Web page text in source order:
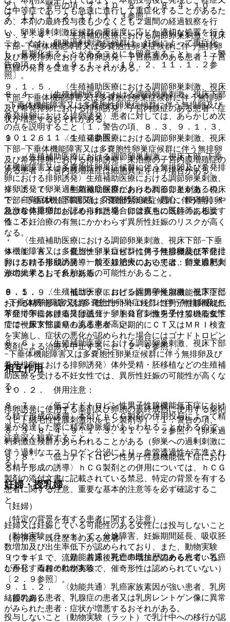
と）〔１．警告の項、２．１０、８．３、８．４、１０．
２、１１．１．２、１１．１．３参照〕。
９．１．４． 〈生殖補助医療における調節卵巣刺激、視床
下部−下垂体機能障害又は多嚢胞性卵巣症候群に伴う無排卵
及び希発排卵における排卵誘発〉子宮筋腫のある患者：子宮
筋腫の発育を促進するおそれがある。
９．１．５． 〈生殖補助医療における調節卵巣刺激、視床
下部−下垂体機能障害又は多嚢胞性卵巣症候群に伴う無排卵
及び希発排卵における排卵誘発〉子宮内膜症のある患者：症
状が増悪するおそれがある。
９．１．６． 〈生殖補助医療における調節卵巣刺激、視床
下部−下垂体機能障害又は多嚢胞性卵巣症候群に伴う無排卵
及び希発排卵における排卵誘発〉未治療の子宮内膜増殖症の
ある患者：子宮内膜増殖症は細胞異型を伴う場合がある。
９．１．７． 〈生殖補助医療における調節卵巣刺激、視床
下部−下垂体機能障害又は多嚢胞性卵巣症候群に伴う無排卵
及び希発排卵における排卵誘発〉卵管疾患の既往のある女
性：不妊治療の有無にかかわらず異所性妊娠のリスクが高く
なる。
９．１．８． 〈低ゴナドトロピン性男子性腺機能低下症に
おける精子形成の誘導〉前立腺肥大のある患者：前立腺肥大
が増大するおそれがある。
９．１．９． 〈低ゴナドトロピン性男子性腺機能低下症に
おける精子形成の誘導〉低ゴナドトロピン性男子性腺機能低
下症で下垂体腫瘍又は低ゴナドトロピン性男子性腺機能低下
症で視床下部腫瘍のある患者：定期的にＣＴ又はＭＲＩ検査
を実施し、症状の悪化が認められた場合にはゴナドトロピン
製剤による治療を中止すること〔２．６参照〕。
相互作用
１０．２． 併用注意：
排卵誘発に使用する薬剤及び卵胞の最終成熟に使用する薬剤
（ヒト絨毛性性腺刺激ホルモン製剤等）〔１．警告の項、
８．３、８．４、９．１．３、１１．１．２参照〕［卵巣過
剰刺激症候群があらわれることがある（卵巣への過剰刺激に
伴う過剰なエストロゲン分泌により、血管透過性が亢進され
る）］。
妊婦・授乳婦
（妊婦）
妊婦又は妊娠している可能性のある女性には投与しないこと
（動物実験（ラット）で、分娩障害、妊娠期間延長、吸収胚
数増加及び出生率低下が認められており、また、動物実験
（ウサギ）で、流産、着床後死亡率増加が認められている。
しかし、両種の動物実験で、催奇形性は認められていない）
〔２．９参照〕。
（授乳婦）
投与しないこと（動物実験（ラット）で乳汁中への移行が認
は中等症であっても急速に進行して重症化することがあるた
め、本剤の最終投与後も少なくとも２週間の経過観察を行
い、卵巣過剰刺激症候群の重症度に応じた適切な処置を行う
こと、なお、卵巣過剰刺激症候群は、妊娠によって重症化
し、長期化することがあることにも留意すること）〔１．警
告の項、８．４、９．１．３、１０．２、１１．１．２参
照〕。
８．４． 〈生殖補助医療における調節卵巣刺激、視床下部
−下垂体機能障害又は多嚢胞性卵巣症候群に伴う無排卵及び
希発排卵における排卵誘発〉患者に対しては、あらかじめ次
の点を説明すること〔１．警告の項、８．３、９．１．３、
１０．２、１１．１．２参照〕。
・ 〈生殖補助医療における調節卵巣刺激、視床下部−下垂
体機能障害又は多嚢胞性卵巣症候群に伴う無排卵及び希発排
卵における排卵誘発〉生殖補助医療における調節卵巣刺激、
排卵誘発で卵巣過剰刺激症候群があらわれることがあるの
で、自覚症状（下腹部痛、下腹部緊迫感、悪心、腰痛等）や
急激な体重増加が認められた場合には直ちに医師等に相談す
ること。
・ 〈生殖補助医療における調節卵巣刺激、視床下部−下垂
体機能障害又は多嚢胞性卵巣症候群に伴う無排卵及び希発排
卵における排卵誘発〉一般不妊治療においては、卵巣過剰刺
激の結果として多胎妊娠の可能性があること。
８．５． 〈生殖補助医療における調節卵巣刺激、視床下部
−下垂体機能障害又は多嚢胞性卵巣症候群に伴う無排卵及び
希発排卵における排卵誘発〉卵胞発育刺激を受けている女性
では一般女性よりも流産率が高い。
８．６． 〈生殖補助医療における調節卵巣刺激、視床下部
−下垂体機能障害又は多嚢胞性卵巣症候群に伴う無排卵及び
希発排卵における排卵誘発〉体外受精・胚移植などの生殖補
助医療を受ける不妊女性では、異所性妊娠の可能性が高くな
る。
８．７． 〈低ゴナドトロピン性男子性腺機能低下症におけ
る精子形成の誘導〉本剤とｈＣＧ製剤の併用投与によって精
巣が発達した際に精索静脈瘤があらわれることがあるので、
注意深く観察すること。
８．８． 〈低ゴナドトロピン性男子性腺機能低下症におけ
る精子形成の誘導〉ｈＣＧ製剤との併用については、ｈＣＧ
製剤の添付文書に記載されている禁忌、特定の背景を有する
患者に関する注意、重要な基本的注意等を必ず確認するこ
と。
（特定の背景を有する患者に関する注意）
（合併症・既往歴等のある患者）
９．１．１． 〈効能共通〉乳癌の既往歴のある患者：乳癌
が再発するおそれがある。
９．１．２． 〈効能共通〉乳癌家族素因が強い患者、乳房
結節のある患者、乳腺症の患者又は乳房レントゲン像に異常
がみられた患者：症状が増悪するおそれがある。